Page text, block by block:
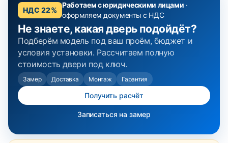
НДС 22%
Работаем с юридическими лицами ·
оформляем документы с НДС
Не знаете, какая дверь подойдёт?
Подберём модель под ваш проём, бюджет и
условия установки. Рассчитаем полную
стоимость двери под ключ.
Замер Доставка Монтаж Гарантия
Получить расчёт
Записаться на замер